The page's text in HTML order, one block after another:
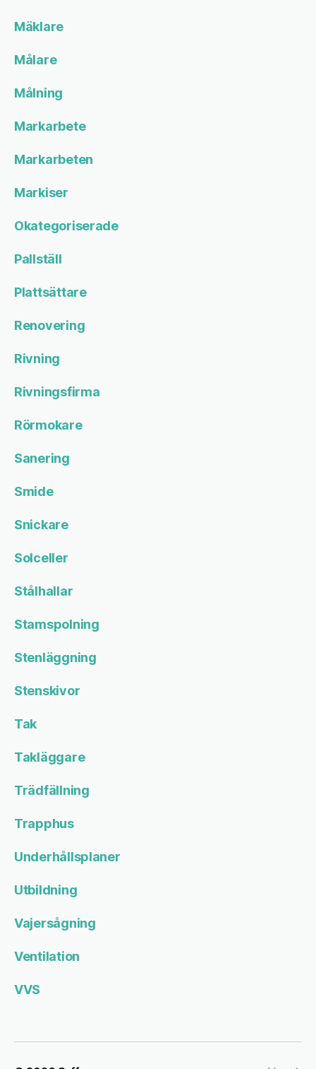
Mäklare
Målare
Målning
Markarbete
Markarbeten
Markiser
Okategoriserade
Pallställ
Plattsättare
Renovering
Rivning
Rivningsfirma
Rörmokare
Sanering
Smide
Snickare
Solceller
Stålhallar
Stamspolning
Stenläggning
Stenskivor
Tak
Takläggare
Trädfällning
Trapphus
Underhållsplaner
Utbildning
Vajersågning
Ventilation
VVS